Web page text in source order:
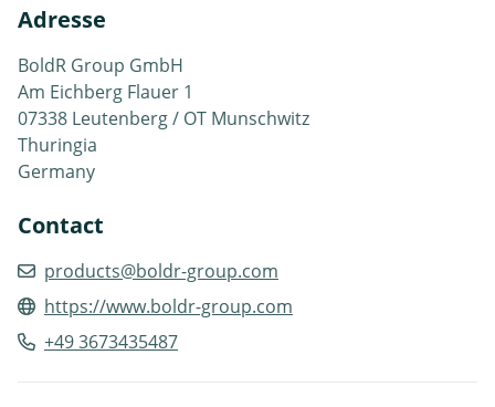
Adresse
BoldR Group GmbH
Am Eichberg Flauer 1
07338 Leutenberg / OT Munschwitz
Thuringia
Germany
Contact
products@boldr-group.com
https://www.boldr-group.com
+49 3673435487